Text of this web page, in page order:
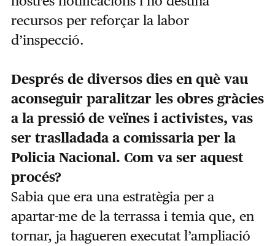
recursos per reforçar la labor
d’inspecció.
Després de diversos dies en què vau
aconseguir paralitzar les obres gràcies
a la pressió de veïnes i activistes, vas
ser traslladada a comissaria per la
Policia Nacional. Com va ser aquest
procés?
Sabia que era una estratègia per a
apartar-me de la terrassa i temia que, en
tornar, ja hagueren executat l’ampliació